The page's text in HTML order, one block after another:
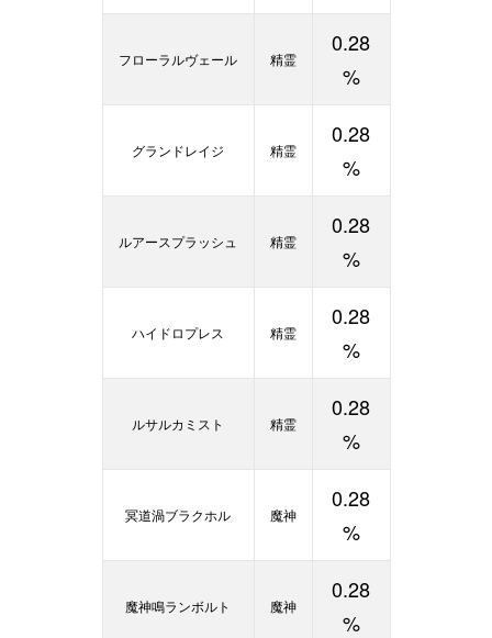
フローラルヴェール 精霊
0.28
%
グランドレイジ 精霊
0.28
%
ルアースプラッシュ 精霊
0.28
%
ハイドロプレス 精霊
0.28
%
ルサルカミスト 精霊
0.28
%
冥道渦ブラクホル 魔神
0.28
%
魔神鳴ランボルト 魔神
0.28
%